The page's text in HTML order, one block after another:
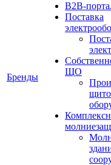
Бренды
B2B-
Поставка
ЩО